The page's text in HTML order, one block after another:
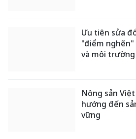
Ưu tiên sửa
"điểm
và môi trường
Nông sản
hướng đến
vững